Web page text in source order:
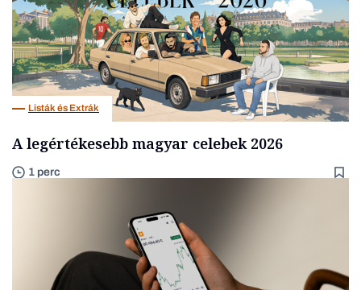
Listák és Extrák
A legértékesebb magyar celebek 2026
1 perc